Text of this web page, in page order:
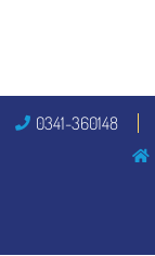
0341-360148